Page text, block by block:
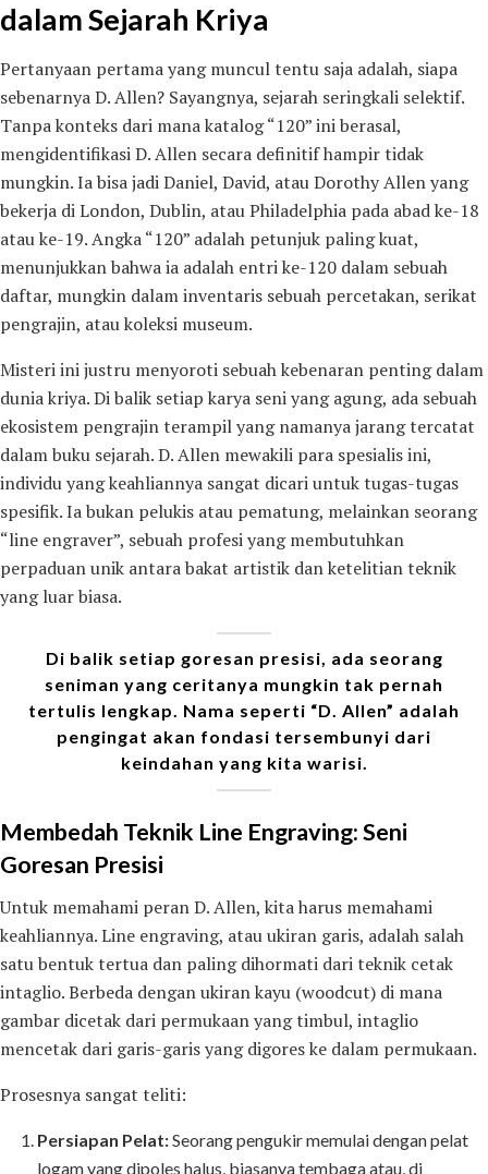
dalam Sejarah Kriya
Pertanyaan pertama yang muncul tentu saja adalah, siapa
sebenarnya D. Allen? Sayangnya, sejarah seringkali selektif.
Tanpa konteks dari mana katalog “120” ini berasal,
mengidentifikasi D. Allen secara definitif hampir tidak
mungkin. Ia bisa jadi Daniel, David, atau Dorothy Allen yang
bekerja di London, Dublin, atau Philadelphia pada abad ke-18
atau ke-19. Angka “120” adalah petunjuk paling kuat,
menunjukkan bahwa ia adalah entri ke-120 dalam sebuah
daftar, mungkin dalam inventaris sebuah percetakan, serikat
pengrajin, atau koleksi museum.
Misteri ini justru menyoroti sebuah kebenaran penting dalam
dunia kriya. Di balik setiap karya seni yang agung, ada sebuah
ekosistem pengrajin terampil yang namanya jarang tercatat
dalam buku sejarah. D. Allen mewakili para spesialis ini,
individu yang keahliannya sangat dicari untuk tugas-tugas
spesifik. Ia bukan pelukis atau pematung, melainkan seorang
“line engraver”, sebuah profesi yang membutuhkan
perpaduan unik antara bakat artistik dan ketelitian teknik
yang luar biasa.
Di balik setiap goresan presisi, ada seorang
seniman yang ceritanya mungkin tak pernah
tertulis lengkap. Nama seperti “D. Allen” adalah
pengingat akan fondasi tersembunyi dari
keindahan yang kita warisi.
Membedah Teknik Line Engraving: Seni
Goresan Presisi
Untuk memahami peran D. Allen, kita harus memahami
keahliannya. Line engraving, atau ukiran garis, adalah salah
satu bentuk tertua dan paling dihormati dari teknik cetak
intaglio. Berbeda dengan ukiran kayu (woodcut) di mana
gambar dicetak dari permukaan yang timbul, intaglio
mencetak dari garis-garis yang digores ke dalam permukaan.
Prosesnya sangat teliti:
Persiapan Pelat:Seorang pengukir memulai dengan pelat
logam yang dipoles halus, biasanya tembaga atau, di